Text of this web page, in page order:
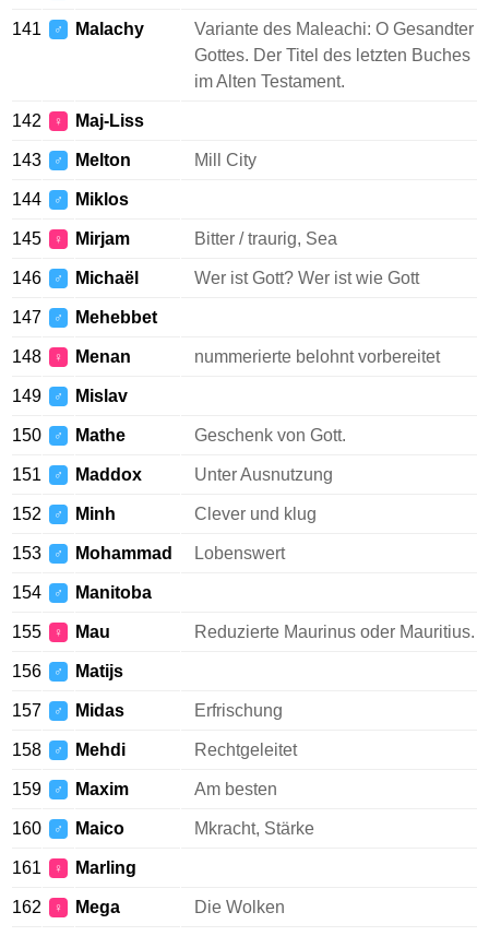
141 ♂ Malachy
Variante des Maleachi: O Gesandter
Gottes. Der Titel des letzten Buches
im Alten Testament.
142 ♀ Maj-Liss
143 ♂ Melton Mill City
144 ♂ Miklos
145 ♀ Mirjam Bitter / traurig, Sea
146 ♂ Michaël Wer ist Gott? Wer ist wie Gott
147 ♂ Mehebbet
148 ♀ Menan nummerierte belohnt vorbereitet
149 ♂ Mislav
150 ♂ Mathe Geschenk von Gott.
151 ♂ Maddox Unter Ausnutzung
152 ♂ Minh Clever und klug
153 ♂ Mohammad Lobenswert
154 ♂ Manitoba
155 ♀ Mau Reduzierte Maurinus oder Mauritius.
156 ♂ Matijs
157 ♂ Midas Erfrischung
158 ♂ Mehdi Rechtgeleitet
159 ♂ Maxim Am besten
160 ♂ Maico Mkracht, Stärke
161 ♀ Marling
162 ♀ Mega Die Wolken